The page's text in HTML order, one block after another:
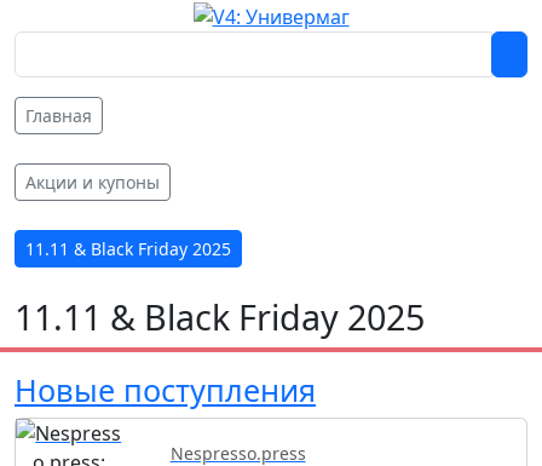
Главная
Акции и купоны
11.11 & Black Friday 2025
11.11 & Black Friday 2025
Новые поступления
Nespresso.press